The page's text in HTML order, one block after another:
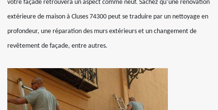
votre façade retrouvera un aspect comme neuf. Sachez qu’une rénovation
extérieure de maison à Cluses 74300 peut se traduire par un nettoyage en
profondeur, une réparation des murs extérieurs et un changement de
revêtement de façade, entre autres.